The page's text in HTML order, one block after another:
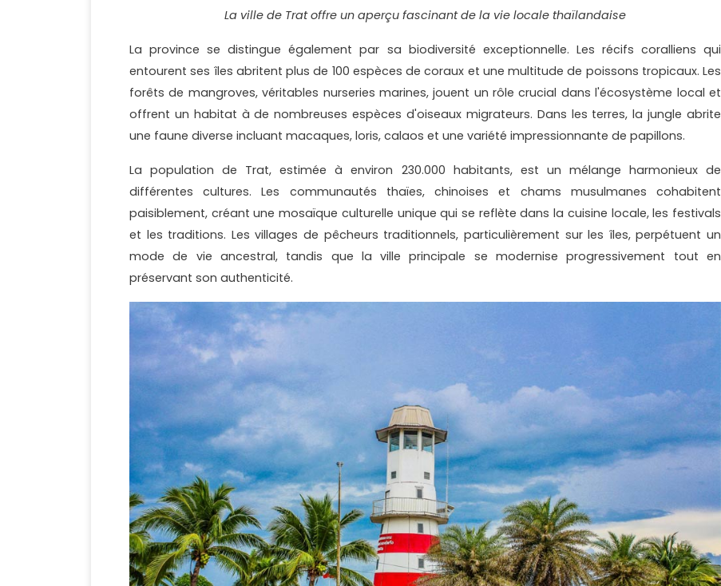
La ville de Trat offre un aperçu fascinant de la vie locale thaïlandaise
La province se distingue également par sa biodiversité exceptionnelle. Les récifs coralliens qui
entourent ses îles abritent plus de 100 espèces de coraux et une multitude de poissons tropicaux. Les
forêts de mangroves, véritables nurseries marines, jouent un rôle crucial dans l'écosystème local et
offrent un habitat à de nombreuses espèces d'oiseaux migrateurs. Dans les terres, la jungle abrite
une faune diverse incluant macaques, loris, calaos et une variété impressionnante de papillons.
La population de Trat, estimée à environ 230.000 habitants, est un mélange harmonieux de
différentes cultures. Les communautés thaïes, chinoises et chams musulmanes cohabitent
paisiblement, créant une mosaïque culturelle unique qui se reflète dans la cuisine locale, les festivals
et les traditions. Les villages de pêcheurs traditionnels, particulièrement sur les îles, perpétuent un
mode de vie ancestral, tandis que la ville principale se modernise progressivement tout en
préservant son authenticité.